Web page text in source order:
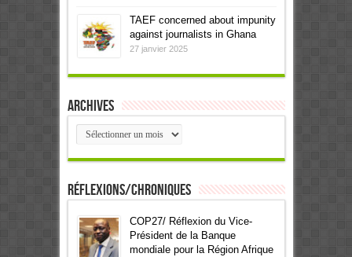
TAEF concerned about impunity
against journalists in Ghana
27 janvier 2025
Archives
Archives
Réflexions/Chroniques
COP27/ Réflexion du Vice-
Président de la Banque
mondiale pour la Région Afrique